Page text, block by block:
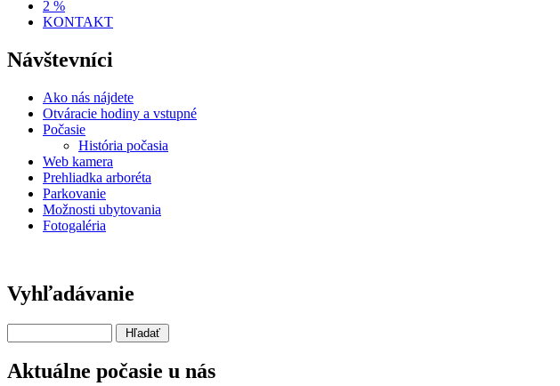
2 %
KONTAKT
Návštevníci
Ako nás nájdete
Otváracie hodiny a vstupné
Počasie
História počasia
Web kamera
Prehliadka arboréta
Parkovanie
Možnosti ubytovania
Fotogaléria
Vyhľadávanie
Aktuálne počasie u nás